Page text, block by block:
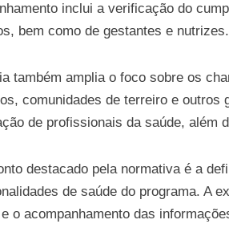
inclui a verificação do
bem como de gestantes e
também amplia o foco sobre os
comunidades de terreiro e
de profissionais da saúde, além
destacado pela normativa é a
de saúde do programa. A
o acompanhamento das